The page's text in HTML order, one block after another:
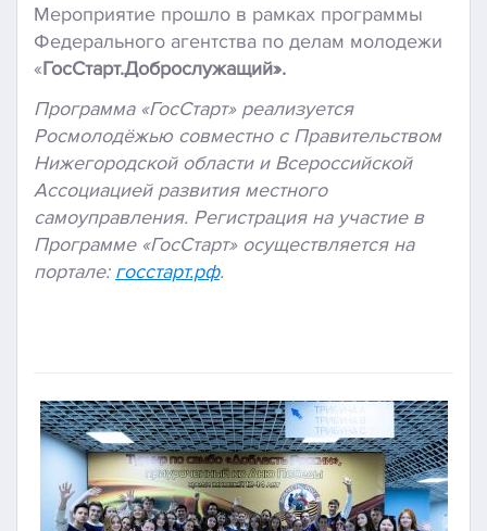
Мероприятие прошло в рамках программы
Федерального агентства по делам молодежи
«ГосСтарт.Доброслужащий».
Программа «ГосСтарт» реализуется
Росмолодёжью совместно с Правительством
Нижегородской области и Всероссийской
Ассоциацией развития местного
самоуправления. Регистрация на участие в
Программе «ГосСтарт» осуществляется на
портале: госстарт.рф.